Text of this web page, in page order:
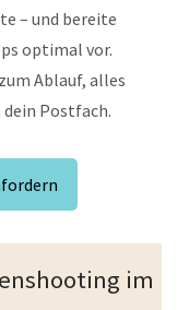
– und bereite
optimal vor.
Ablauf, alles
dein Postfach.
im